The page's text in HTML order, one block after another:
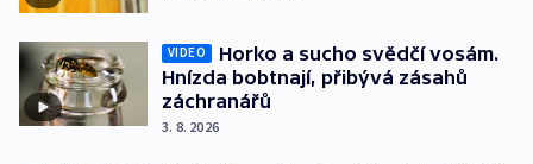
VIDEO
Horko a sucho svědčí vosám.
Hnízda bobtnají, přibývá zásahů
záchranářů
3. 8. 2026